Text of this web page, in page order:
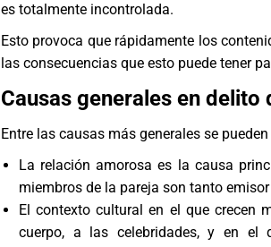
es totalmente incontrolada.
Esto provoca que rápidamente los
las consecuencias que esto puede tener
Causas generales en delito
Entre las causas más generales se
La relación amorosa es la causa
miembros de la pareja son tanto
El contexto cultural en el que crecen
cuerpo, a las celebridades, y en el